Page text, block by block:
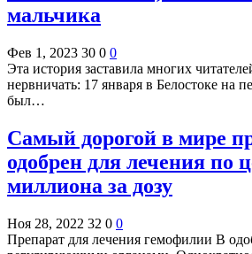
мальчика
Фев 1, 2023 30 0 0
Эта история заставила многих
нервничать: 17 января в Белостоке на
был…
Самый дорогой в мире
одобрен для лечения по
миллиона за дозу
Ноя 28, 2022 32 0 0
Препарат для лечения гемофилии В